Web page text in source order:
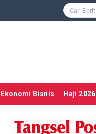
Ekonomi Bisnis Haji 2026